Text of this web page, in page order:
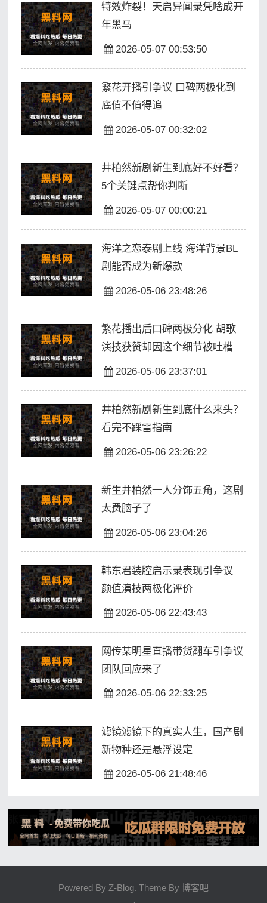
特效炸裂！天启异闻录凭啥成开
年黑马
2026-05-07 00:53:50
繁花开播引争议 口碑两极化到
底值不值得追
2026-05-07 00:32:02
井柏然新剧新生到底好不好看？
5个关键点帮你判断
2026-05-07 00:00:21
海洋之恋泰剧上线 海洋背景BL
剧能否成为新爆款
2026-05-06 23:48:26
繁花播出后口碑两极分化 胡歌
演技获赞却因这个细节被吐槽
2026-05-06 23:37:01
井柏然新剧新生到底什么来头？
看完不踩雷指南
2026-05-06 23:26:22
新生井柏然一人分饰五角，这剧
太费脑子了
2026-05-06 23:04:26
韩东君装腔启示录表现引争议
颜值演技两极化评价
2026-05-06 22:43:43
网传某明星直播带货翻车引争议
团队回应来了
2026-05-06 22:33:25
滤镜滤镜下的真实人生，国产剧
新物种还是悬浮设定
2026-05-06 21:48:46
Powered By Z-Blog. Theme By 博客吧